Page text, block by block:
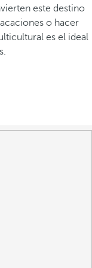
este destino
o hacer
es el ideal